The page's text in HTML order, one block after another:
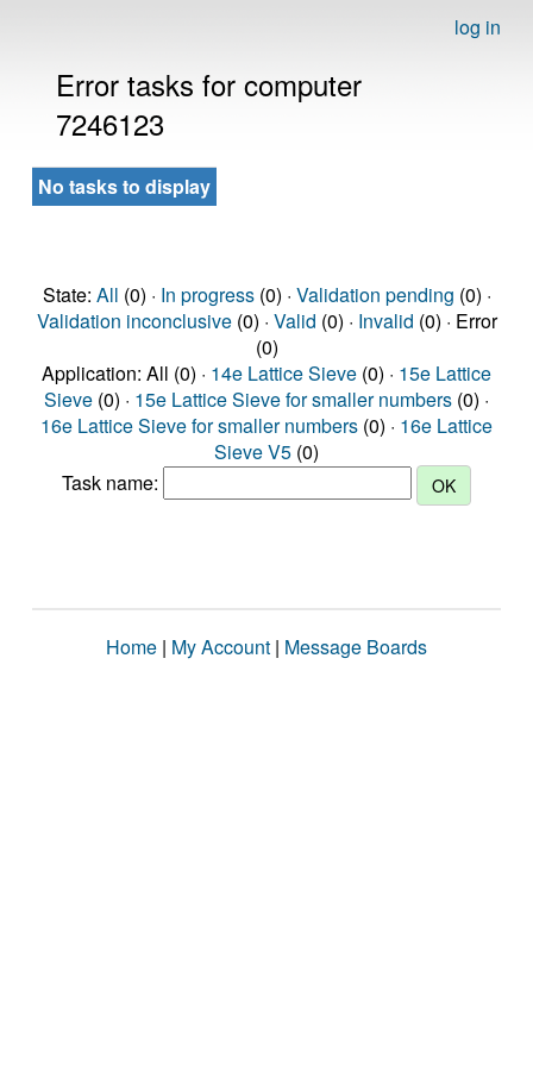
log in
Error tasks for computer
7246123
No tasks to display
State: All (0) · In progress(0) · Validation pending (0) ·
Validation inconclusive(0) · Valid (0) · Invalid (0) · Error
(0)
Application: All (0) · 14e Lattice Sieve (0) · 15e Lattice
Sieve (0) · 15e Lattice Sieve for smaller numbers (0) ·
16e Lattice Sieve for smaller numbers (0) · 16e Lattice
Sieve V5 (0)
Task name:
Home | My Account | Message Boards